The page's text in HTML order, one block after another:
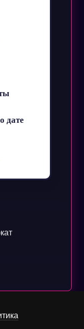
дате